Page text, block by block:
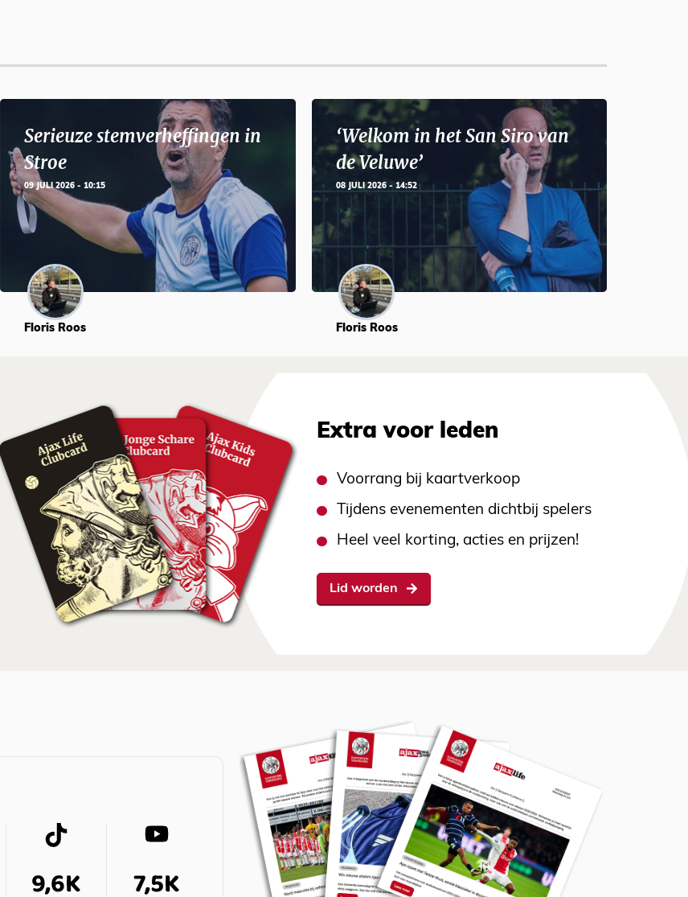
Serieuze stemverheffingen in
Stroe
09 JULI 2026 - 10:15
Floris Roos
‘Welkom in het San Siro van
de Veluwe’
08 JULI 2026 - 14:52
Floris Roos
Extra voor leden
Voorrang bij kaartverkoop
Tijdens evenementen dichtbij spelers
Heel veel korting, acties en prijzen!
Lid worden
9,6K 7,5K